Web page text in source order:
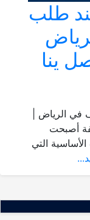
طلب
في الرياض |
أصبحت
التي